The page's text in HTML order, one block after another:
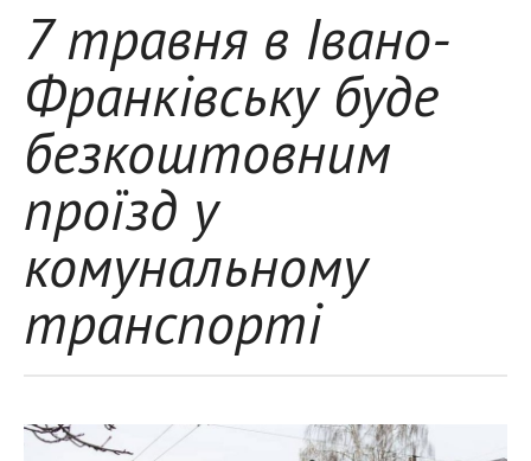
7 травня в Івано-
Франківську буде
безкоштовним
проїзд у
комунальному
транспорті